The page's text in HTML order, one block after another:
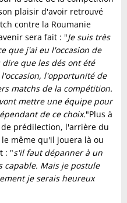
plaisir d'avoir retrouvé
contre la Roumanie
sera fait : "Je suis très
que j'ai eu l'occasion de
que les dés ont été
l'opportunité de
matchs de la compétition.
mettre une équipe pour
de ce choix."Plus à
prédilection, l'arrière du
même qu'il jouera là ou
: "s'il faut dépanner à un
capable. Mais je postule
je serais heureux